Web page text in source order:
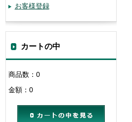
お客様登録
カートの中
商品数：0
金額：0